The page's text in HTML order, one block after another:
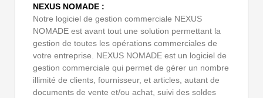
NEXUS NOMADE :
Notre logiciel de gestion commerciale NEXUS
NOMADE est avant tout une solution permettant la
gestion de toutes les opérations commerciales de
votre entreprise. NEXUS NOMADE est un logiciel de
gestion commerciale qui permet de gérer un nombre
illimité de clients, fournisseur, et articles, autant de
documents de vente et/ou achat, suivi des soldes